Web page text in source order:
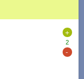
+
2
-